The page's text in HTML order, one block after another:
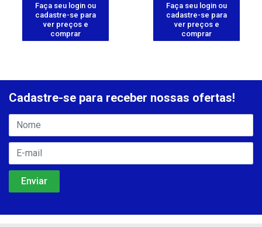
Faça seu login ou
cadastre-se para
ver preços e
comprar
Faça seu login ou
cadastre-se para
ver preços e
comprar
Cadastre-se para receber nossas ofertas!